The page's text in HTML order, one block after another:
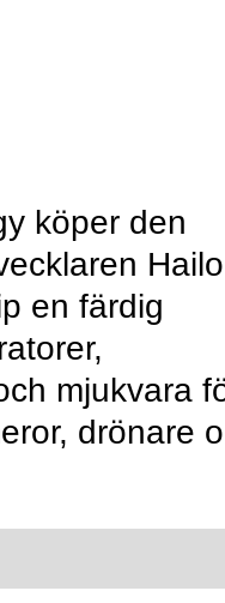
köper den
en färdig
mjukvara
drönare